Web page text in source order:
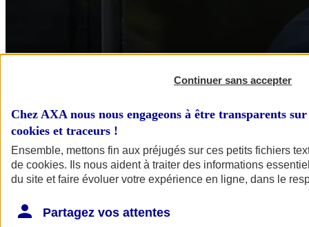
Indemnités de fin de carrière
(IFC)
Transformez une contrainte légale en opportunité fiscale et
Continuer sans accepter
Chez AXA nous nous engageons à être transparents
cookies et traceurs !
Ensemble, mettons fin aux préjugés sur ces petits fichiers
de cookies. Ils nous aident à traiter des informations
du site et faire évoluer votre expérience en ligne, dans le
Partagez vos attentes